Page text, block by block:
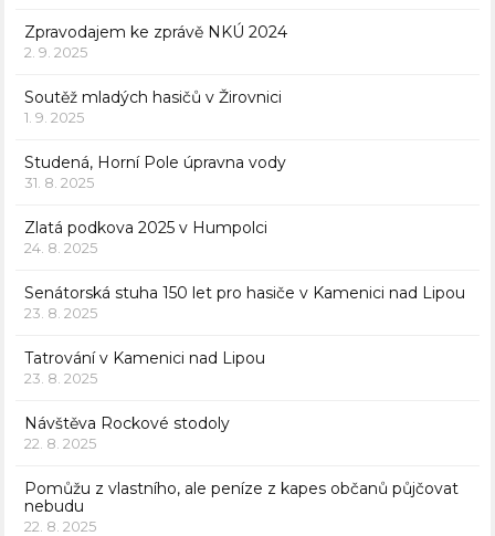
Zpravodajem ke zprávě NKÚ 2024
2. 9. 2025
Soutěž mladých hasičů v Žirovnici
1. 9. 2025
Studená, Horní Pole úpravna vody
31. 8. 2025
Zlatá podkova 2025 v Humpolci
24. 8. 2025
Senátorská stuha 150 let pro hasiče v Kamenici nad Lipou
23. 8. 2025
Tatrování v Kamenici nad Lipou
23. 8. 2025
Návštěva Rockové stodoly
22. 8. 2025
Pomůžu z vlastního, ale peníze z kapes občanů půjčovat
nebudu
22. 8. 2025